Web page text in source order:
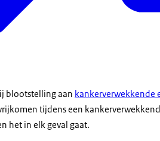
blootstelling aan kankerverwekkende
tijdens een
het in elk geval gaat.